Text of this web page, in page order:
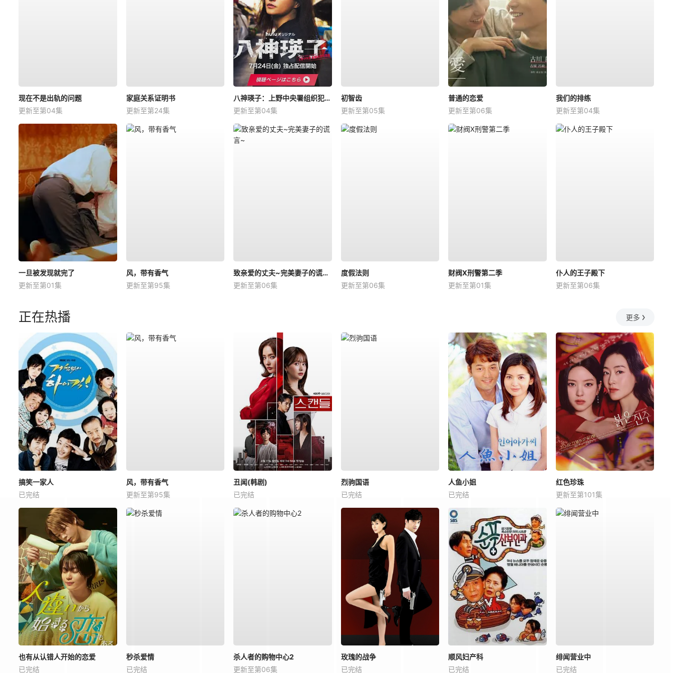
现在不是出轨的问题
更新至第04集
家庭关系证明书
更新至第24集
八神瑛子：上野中央署组织犯罪对策课
更新至第04集
初智齿
更新至第05集
普通的恋爱
更新至第06集
我们的排练
更新至第04集
一旦被发现就完了
更新至第01集
风，带有香气
更新至第95集
致亲爱的丈夫~完美妻子的谎言~
更新至第06集
度假法则
更新至第06集
财阀X刑警第二季
更新至第01集
仆人的王子殿下
更新至第06集
正在热播 更多
搞笑一家人
已完结
风，带有香气
更新至第95集
丑闻(韩剧)
已完结
烈驹国语
已完结
人鱼小姐
已完结
红色珍珠
更新至第101集
也有从认错人开始的恋爱
已完结
秒杀爱情
已完结
杀人者的购物中心2
更新至第06集
玫瑰的战争
已完结
顺风妇产科
已完结
绯闻营业中
已完结